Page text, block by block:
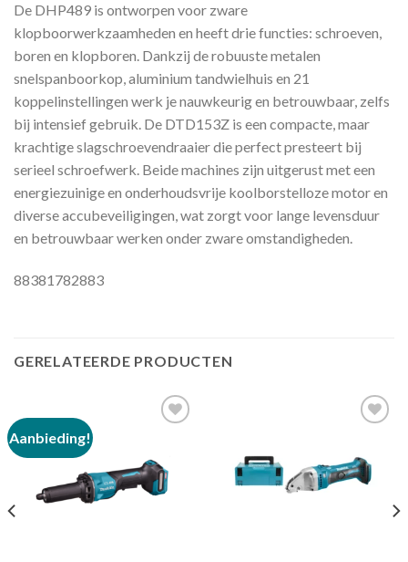
De DHP489 is ontworpen voor zware
klopboorwerkzaamheden en heeft drie functies: schroeven,
boren en klopboren. Dankzij de robuuste metalen
snelspanboorkop, aluminium tandwielhuis en 21
koppelinstellingen werk je nauwkeurig en betrouwbaar, zelfs
bij intensief gebruik. De DTD153Z is een compacte, maar
krachtige slagschroevendraaier die perfect presteert bij
serieel schroefwerk. Beide machines zijn uitgerust met een
energiezuinige en onderhoudsvrije koolborstelloze motor en
diverse accubeveiligingen, wat zorgt voor lange levensduur
en betrouwbaar werken onder zware omstandigheden.
88381782883
GERELATEERDE PRODUCTEN
Aanbieding!
Toevoegen
aan
verlanglijst
Toevoegen
aan